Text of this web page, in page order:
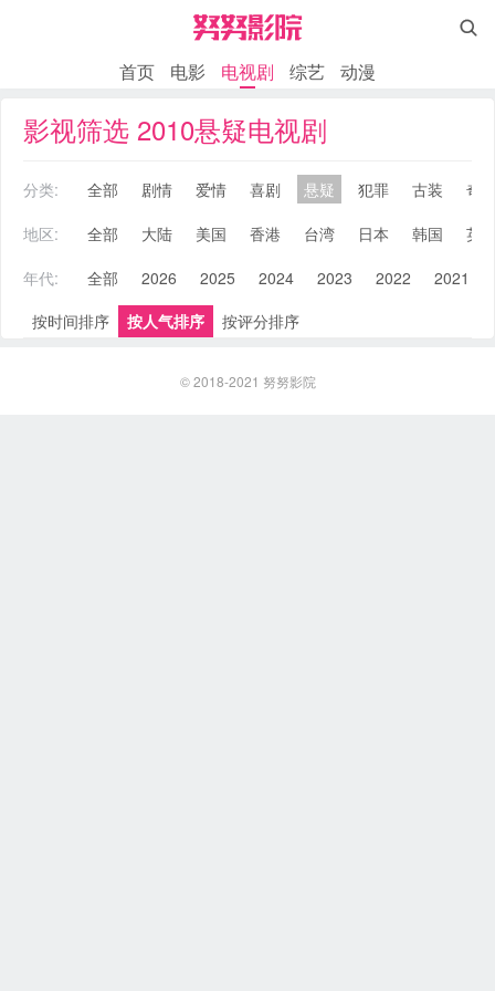

首页 电影 电视剧 综艺 动漫
影视筛选 2010悬疑电视剧
分类: 全部 剧情 爱情 喜剧 悬疑 犯罪 古装
奇
地区:
全部 大陆 美国 香港 台湾 日本 韩国
英
年代:
全部 2026 2025 2024 2023 2022 2021
按时间排序
按人气排序 按评分排序
© 2018-2021 努努影院